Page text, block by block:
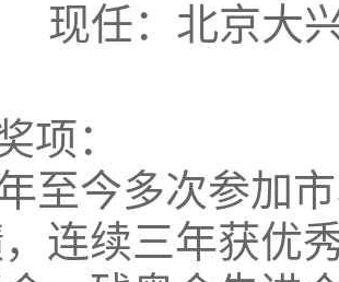
现任：北京大
项：
至今多次参加
连续三年获优